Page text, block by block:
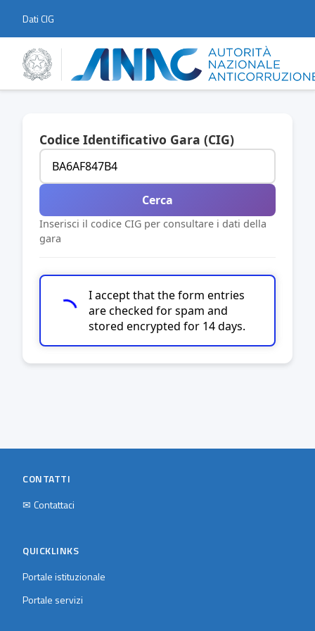
Dati CIG
Codice Identificativo Gara (CIG)
Cerca
Inserisci il codice CIG per consultare i dati della
gara
I accept that the form entries
are checked for spam and
stored encrypted for 14 days.
CONTATTI
✉ Contattaci
QUICKLINKS
Portale istituzionale
Portale servizi